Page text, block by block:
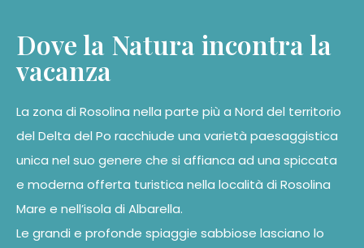
Dove la Natura incontra la
vacanza
La zona di Rosolina nella parte più a Nord del territorio
del Delta del Po racchiude una varietà paesaggistica
unica nel suo genere che si affianca ad una spiccata
e moderna offerta turistica nella località di Rosolina
Mare e nell’isola di Albarella.
Le grandi e profonde spiaggie sabbiose lasciano lo